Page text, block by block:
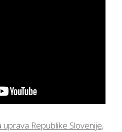
Republike Slovenije,